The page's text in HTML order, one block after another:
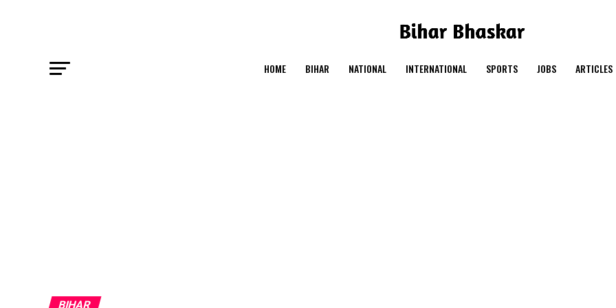
HOME BIHAR NATIONAL INTERNATIONAL SPORTS JOBS ARTICLES
BIHAR